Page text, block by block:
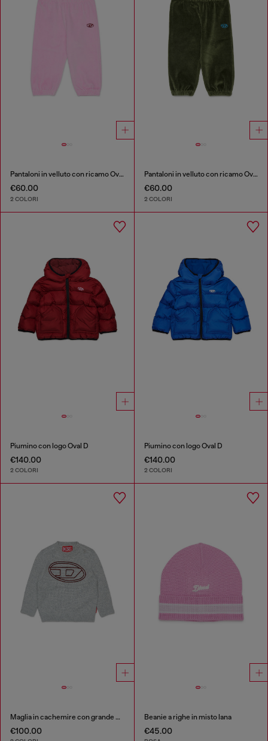
Pantaloni in velluto con ricamo Oval D
€60.00
2 COLORI
Pantaloni in velluto con ricamo Oval D
€60.00
2 COLORI
Piumino con logo Oval D
€140.00
2 COLORI
Piumino con logo Oval D
€140.00
2 COLORI
Maglia in cachemire con grande Oval D
€100.00
Beanie a righe in misto lana
€45.00